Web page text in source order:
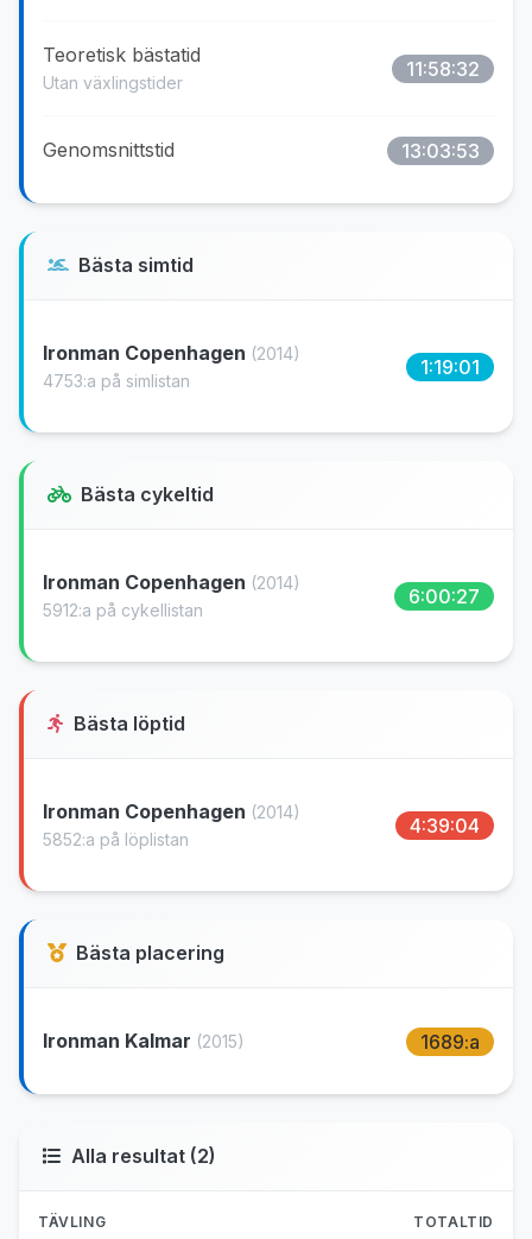
Teoretisk bästatid
Utan växlingstider
11:58:32
Genomsnittstid 13:03:53
Bästa simtid
Ironman Copenhagen (2014)
4753:a på simlistan
1:19:01
Bästa cykeltid
Ironman Copenhagen (2014)
5912:a på cykellistan
6:00:27
Bästa löptid
Ironman Copenhagen (2014)
5852:a på löplistan
4:39:04
Bästa placering
Ironman Kalmar (2015) 1689:a
Alla resultat (2)
TÄVLING TOTALTID